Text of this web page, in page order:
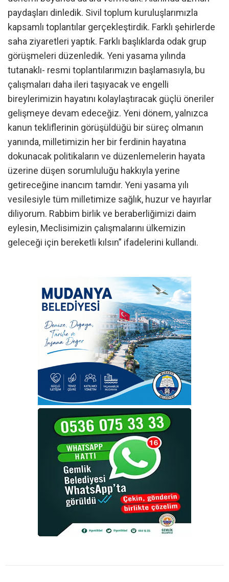
paydaşları dinledik. Sivil toplum kuruluşlarımızla
kapsamlı toplantılar gerçekleştirdik. Farklı şehirlerde
saha ziyaretleri yaptık. Farklı başlıklarda odak grup
görüşmeleri düzenledik. Yeni yasama yılında
tutanaklı- resmi toplantılarımızın başlamasıyla, bu
çalışmaları daha ileri taşıyacak ve engelli
bireylerimizin hayatını kolaylaştıracak güçlü öneriler
gelişmeye devam edeceğiz. Yeni dönem, yalnızca
kanun tekliflerinin görüşüldüğü bir süreç olmanın
yanında, milletimizin her bir ferdinin hayatına
dokunacak politikaların ve düzenlemelerin hayata
üzerine düşen sorumluluğu hakkıyla yerine
getireceğine inancım tamdır. Yeni yasama yılı
vesilesiyle tüm milletimize sağlık, huzur ve hayırlar
diliyorum. Rabbim birlik ve beraberliğimizi daim
eylesin, Meclisimizin çalışmalarını ülkemizin
geleceği için bereketli kılsın” ifadelerini kullandı.